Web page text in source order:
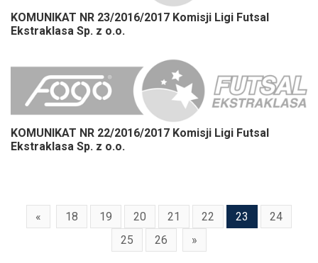
KOMUNIKAT NR 23/2016/2017 Komisji Ligi Futsal
Ekstraklasa Sp. z o.o.
KOMUNIKAT NR 22/2016/2017 Komisji Ligi Futsal
Ekstraklasa Sp. z o.o.
« 18 19 20 21 22 23
24
25
26 »